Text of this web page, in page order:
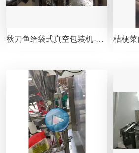
秋刀鱼给袋式真空包装机-包装生产线视频